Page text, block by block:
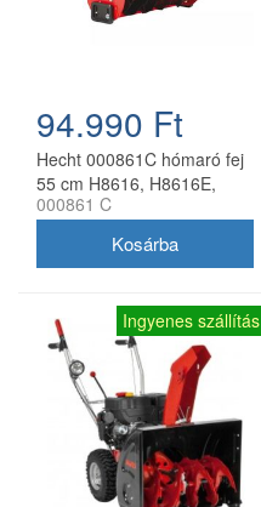
94.990 Ft
Hecht 000861C hómaró fej
55 cm H8616, H8616E,
H8616SE gépekhez
000861 C
Ingyenes szállítás